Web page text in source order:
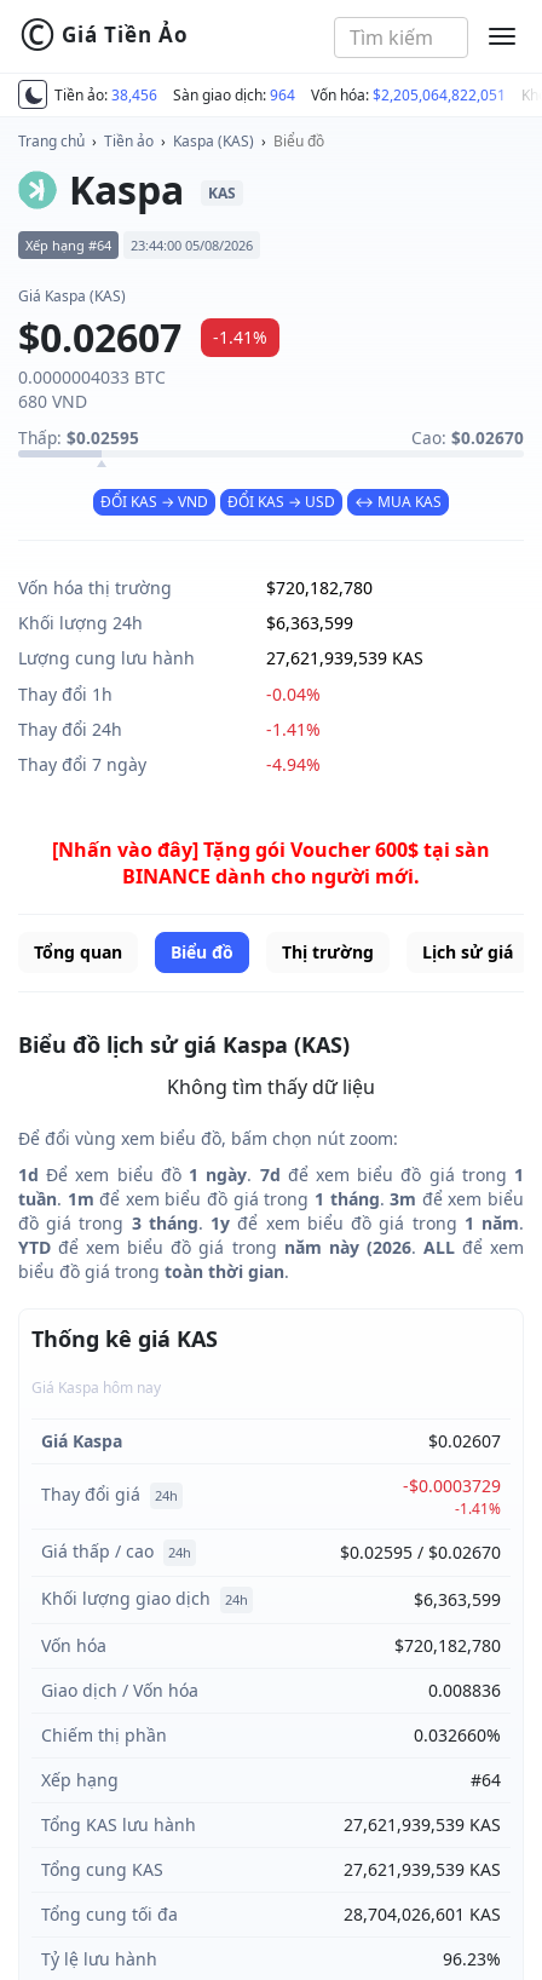
Tiền ảo:38,456 Sàn giao dịch:964 Vốn hóa:$2,205,064,822,051
© Giá Tiền Ảo
Trang chủ › Tiền ảo › Kaspa (KAS) › Biểu đồ
Kaspa KAS
Xếp hạng #64 23:44:00 05/08/2026
Giá Kaspa (KAS)
$0.02607
-1.41%
0.0000004033 BTC
680 VND
Thấp: $0.02595 Cao: $0.02670
ĐỔI KAS → VND ĐỔI KAS → USD ↔ MUA KAS
Vốn hóa thị trường
$720,182,780
Khối lượng 24h
$6,363,599
Lượng cung lưu hành
27,621,939,539 KAS
Thay đổi 1h
-0.04%
Thay đổi 24h
-1.41%
Thay đổi 7 ngày
-4.94%
[Nhấn vào đây] Tặng gói Voucher 600$ tại sàn
BINANCE dành cho người mới.
Tổng quan Biểu đồ Thị trường Lịch sử giá
Biểu đồ lịch sử giá Kaspa (KAS)
Không tìm thấy dữ liệu
Để đổi vùng xem biểu đồ, bấm chọn nút zoom:
1d Để xem biểu đồ 1 ngày. 7d để xem biểu đồ giá trong 1
tuần. 1m để xem biểu đồ giá trong 1 tháng.3m để xem biểu
đồ giá trong 3 tháng. 1y để xem biểu đồ giá trong 1 năm.
YTD để xem biểu đồ giá trong năm này (2026. ALLđể xem
biểu đồ giá trong toàn thời gian.
Thống kê giá KAS
Giá Kaspa hôm nay
Giá Kaspa $0.02607
Thay đổi giá 24h -$0.0003729
-1.41%
Giá thấp / cao 24h
$0.02595 / $0.02670
Khối lượng giao dịch
24h
$6,363,599
Vốn hóa
$720,182,780
Giao dịch / Vốn hóa
0.008836
Chiếm thị phần
0.032660%
Xếp hạng
#64
Tổng KAS lưu hành
27,621,939,539 KAS
Tổng cung KAS
27,621,939,539 KAS
Tổng cung tối đa
28,704,026,601 KAS
Tỷ lệ lưu hành
96.23%